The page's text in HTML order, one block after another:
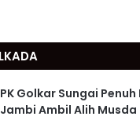
PK Golkar Sungai Penuh
Jambi Ambil Alih Musda